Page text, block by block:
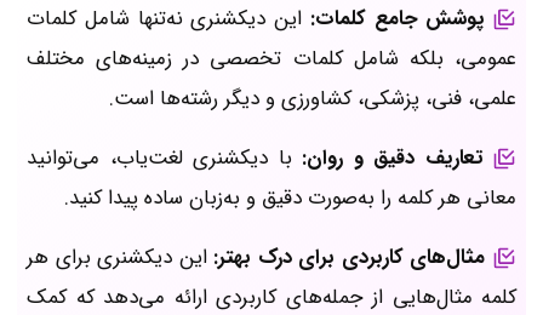
پوشش جامع کلمات: این دیکشنری نه‌تنها شامل کلمات
عمومی، بلکه شامل کلمات تخصصی در زمینه‌های مختلف
علمی، فنی، پزشکی، کشاورزی و دیگر رشته‌ها است.
تعاریف دقیق و روان: با دیکشنری لغت‌یاب، می‌توانید
معانی هر کلمه را به‌صورت دقیق و به‌زبان ساده پیدا کنید.
مثال‌های کاربردی برای درک بهتر: این دیکشنری برای هر
کلمه مثال‌هایی از جمله‌های کاربردی ارائه می‌دهد که کمک